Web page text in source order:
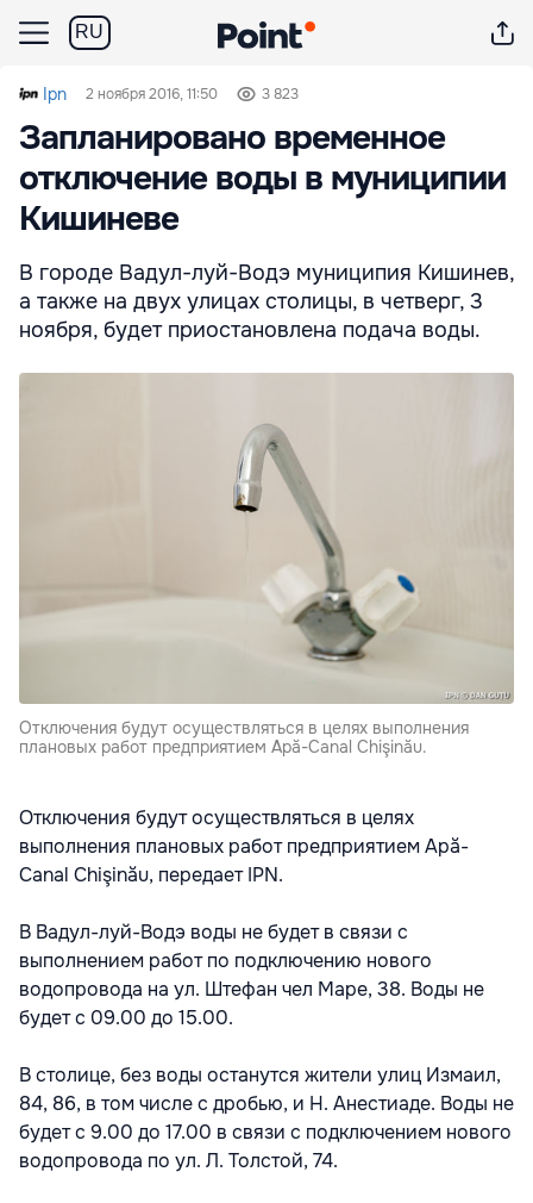
RU
Ipn 2 ноября 2016, 11:50 3 823
Запланировано временное
отключение воды в муниципии
Кишиневе
В городе Вадул-луй-Водэ муниципия Кишинев,
а также на двух улицах столицы, в четверг, 3
ноября, будет приостановлена подача воды.
Отключения будут осуществляться в целях выполнения
плановых работ предприятием Apă-Canal Chişinău.
Отключения будут осуществляться в целях
выполнения плановых работ предприятием Apă-
Canal Chişinău, передает IPN.
В Вадул-луй-Водэ воды не будет в связи с
выполнением работ по подключению нового
водопровода на ул. Штефан чел Маре, 38. Воды не
будет с 09.00 до 15.00.
В столице, без воды останутся жители улиц Измаил,
84, 86, в том числе с дробью, и Н. Анестиаде. Воды не
будет с 9.00 до 17.00 в связи с подключением нового
водопровода по ул. Л. Толстой, 74.